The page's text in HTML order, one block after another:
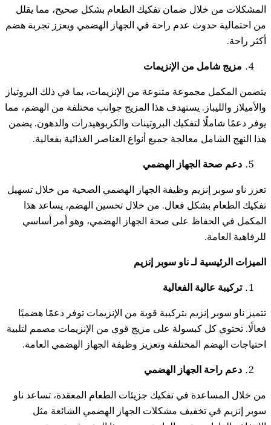
خلال ضمان تفكيك الطعام بشكل صحيح، مما يقلل
حدوث عدم راحة في الجهاز الهضمي ويعزز تجربة هضم
شامل من الإنزيمات
مجموعة متنوعة من الإنزيمات، بما في ذلك البروتياز
يستهدف هذا المزيج جوانب مختلفة من الهضم، مما
لتفكيك البروتينات والكربوهيدرات والدهون. يضمن
معالجة جميع أنواع العناصر الغذائية بفعالية.
الجهاز الهضمي
إنزيم وظيفة الجهاز الهضمي الصحية من خلال تسهيل
بشكل فعال. من خلال تحسين الهضم، يساعد هذا
على صحة الجهاز الهضمي، وهو أمر أساسي
لـ ناو سوبر إنزيم
عالية الفعالية
إنزيم بتركيبة قوية من الإنزيمات توفر دعمًا هضميًا
كل كبسولة على مزيج قوي من الإنزيمات مصمم لتلبية
المختلفة وتعزيز وظيفة الجهاز الهضمي العامة.
الجهاز الهضمي
في تفكيك جزيئات الطعام المعقدة، تساعد ناو
في تخفيف مشكلات الجهاز الهضمي الشائعة مثل